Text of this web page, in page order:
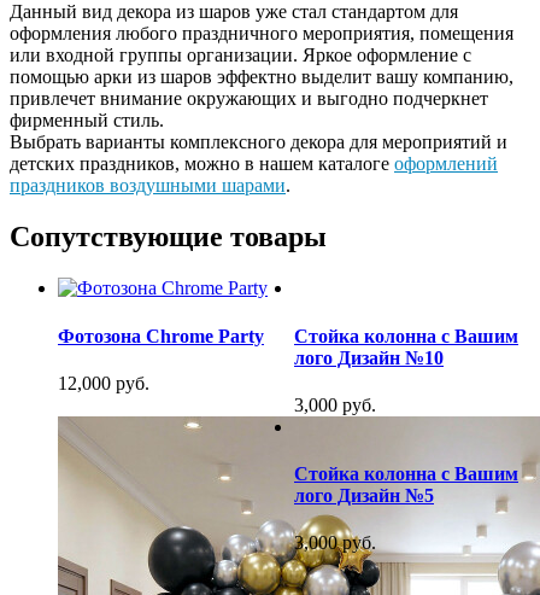
Данный вид декора из шаров уже стал стандартом для
оформления любого праздничного мероприятия, помещения
или входной группы организации. Яркое оформление с
помощью арки из шаров эффектно выделит вашу компанию,
привлечет внимание окружающих и выгодно подчеркнет
фирменный стиль.
Выбрать варианты комплексного декора для мероприятий и
детских праздников, можно в нашем каталоге оформлений
праздников воздушными шарами.
Сопутствующие товары
Фотозона Chrome Party
12,000 руб.
Стойка колонна с Вашим
лого Дизайн №10
3,000 руб.
Стойка колонна с Вашим
лого Дизайн №5
3,000 руб.